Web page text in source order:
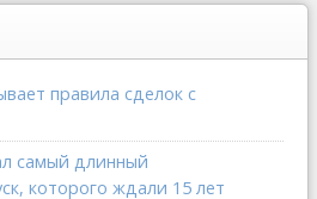
правила сделок с
самый длинный
которого ждали 15 лет